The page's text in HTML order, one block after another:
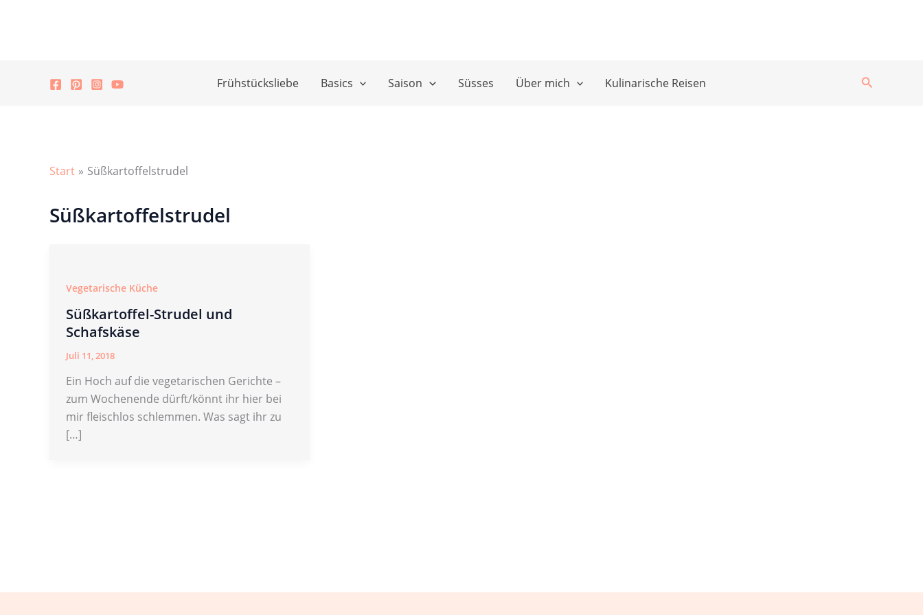
Frühstücksliebe Basics Saison Süsses Über mich Kulinarische Reisen Suchen
Start Süßkartoffelstrudel
Süßkartoffelstrudel
Vegetarische Küche
Süßkartoffel-Strudel und
Schafskäse
Juli 11, 2018
Ein Hoch auf die vegetarischen Gerichte –
zum Wochenende dürft/könnt ihr hier bei
mir fleischlos schlemmen. Was sagt ihr zu
[…]